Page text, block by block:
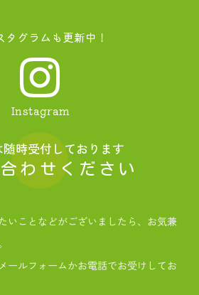
タグラムも更新中！
Instagram
時受付しております
わせください
いことなどがございましたら、お気兼
ールフォームかお電話でお受けしてお